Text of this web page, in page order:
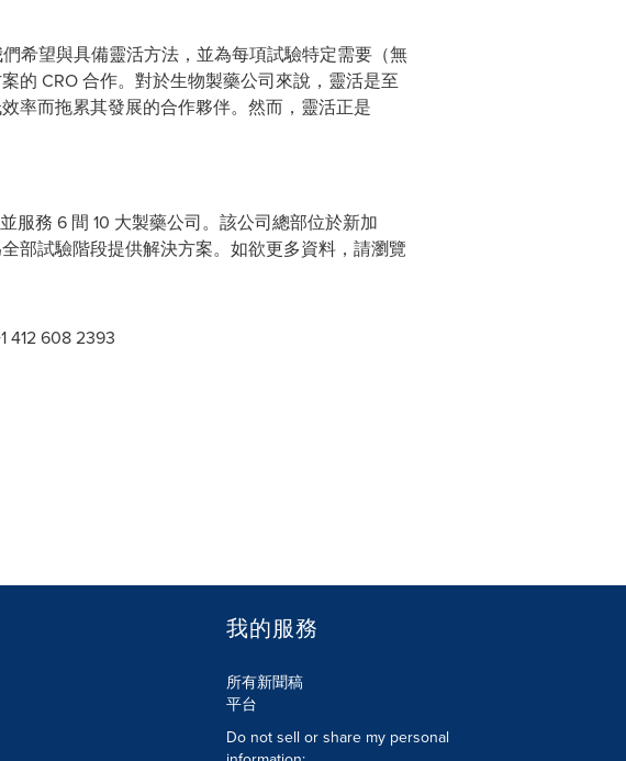
希望與具備靈活方法，並為每項試驗特定需要（無
的 CRO 合作。對於生物製藥公司來說，靈活是至
率而拖累其發展的合作夥伴。然而，靈活正是
服務 6 間 10 大製藥公司。該公司總部位於新加
部試驗階段提供解決方案。如欲更多資料，請瀏覽
412 608 2393
我的服務
所有新聞稿
平台
Do not sell or share my personal